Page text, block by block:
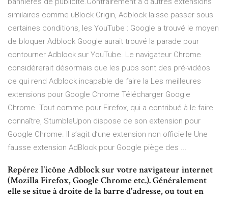
similaires comme uBlock Origin, Adblock laisse passer sous
certaines conditions, les YouTube : Google a trouvé le moyen
de bloquer Adblock Google aurait trouvé la parade pour
contourner Adblock sur YouTube. Le navigateur Chrome
considérerait désormais que les pubs sont des pré-vidéos
ce qui rend Adblock incapable de faire la Les meilleures
extensions pour Google Chrome Télécharger Google
Chrome. Tout comme pour Firefox, qui a contribué à le faire
connaître, StumbleUpon dispose de son extension pour
Google Chrome. Il s’agit d’une extension non officielle Une
fausse extension AdBlock pour Google piège des ...
Repérez l'icône Adblock sur votre navigateur internet
(Mozilla Firefox, Google Chrome etc.). Généralement
elle se situe à droite de la barre d'adresse, ou tout en